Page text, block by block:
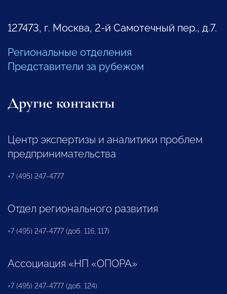
127473, г. Москва, 2-й Самотечный пер., д.7.
Региональные отделения
Представители за рубежом
Другие контакты
Центр экспертизы и аналитики проблем
предпринимательства
+7 (495) 247-4777
Отдел регионального развития
+7 (495) 247-4777 (доб. 116, 117)
Ассоциация «НП «ОПОРА»
+7 (495) 247-4777 (доб. 124)